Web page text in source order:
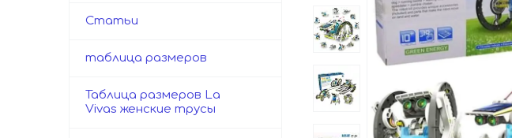
Статьи
таблица размеров
Таблица размеров La
Vivas женские трусы